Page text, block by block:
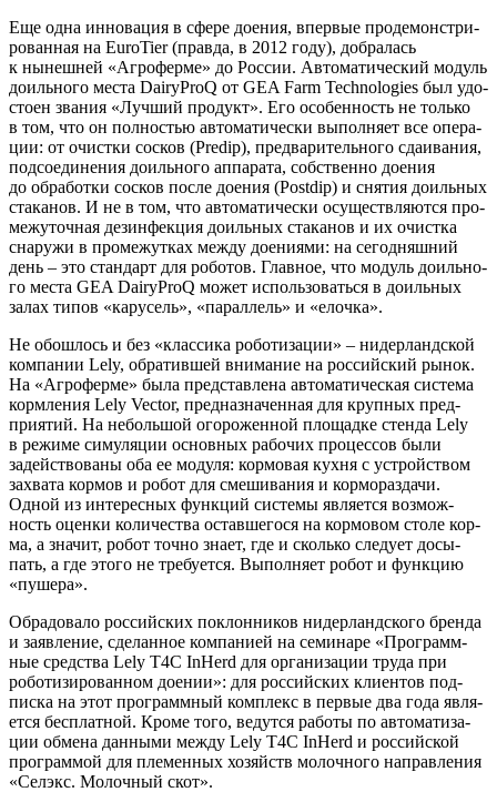
Еще одна инно­ва­ция в сфе­ре дое­ния, впер­вые про­де­мон­стри­
ро­ван­ная на EuroTier (прав­да, в 2012 году), добра­лась
к нынеш­ней «Агро­фер­ме» до Рос­сии. Авто­ма­ти­че­ский модуль
доиль­но­го места DairyProQ от GEA Farm Technologies был удо­
сто­ен зва­ния «Луч­ший про­дукт». Его осо­бен­ность не толь­ко
в том, что он пол­но­стью авто­ма­ти­че­ски выпол­ня­ет все опе­ра­
ции: от очист­ки сос­ков (Predip), пред­ва­ри­тель­но­го сда­и­ва­ния,
под­со­еди­не­ния доиль­но­го аппа­ра­та, соб­ствен­но дое­ния
до обра­бот­ки сос­ков после дое­ния (Postdip) и сня­тия доиль­ных
ста­ка­нов. И не в том, что авто­ма­ти­че­ски осу­ществ­ля­ют­ся про­
ме­жу­точ­ная дез­ин­фек­ция доиль­ных ста­ка­нов и их очист­ка
сна­ру­жи в про­ме­жут­ках меж­ду дое­ни­я­ми: на сего­дняш­ний
день – это стан­дарт для робо­тов. Глав­ное, что модуль доиль­но­
го места GEA DairyProQ может исполь­зо­вать­ся в доиль­ных
залах типов «кару­сель», «парал­лель» и «елоч­ка».
Не обо­шлось и без «клас­си­ка робо­ти­за­ции» – нидер­ланд­ской
ком­па­нии Lely, обра­тив­шей вни­ма­ние на рос­сий­ский рынок.
На «Агро­фер­ме» была пред­став­ле­на авто­ма­ти­че­ская систе­ма
корм­ле­ния Lely Vector, пред­на­зна­чен­ная для круп­ных пред­
при­я­тий. На неболь­шой ого­ро­жен­ной пло­щад­ке стен­да Lely
в режи­ме симу­ля­ции основ­ных рабо­чих про­цес­сов были
задей­ство­ва­ны оба ее моду­ля: кор­мо­вая кух­ня с устрой­ством
захва­та кор­мов и робот для сме­ши­ва­ния и кор­мо­раз­да­чи.
Одной из инте­рес­ных функ­ций систе­мы явля­ет­ся воз­мож­
ность оцен­ки коли­че­ства остав­ше­го­ся на кор­мо­вом сто­ле кор­
ма, а зна­чит, робот точ­но зна­ет, где и сколь­ко сле­ду­ет досы­
пать, а где это­го не тре­бу­ет­ся. Выпол­ня­ет робот и функ­цию
«пуше­ра».
Обра­до­ва­ло рос­сий­ских поклон­ни­ков нидер­ланд­ско­го брен­да
и заяв­ле­ние, сде­лан­ное ком­па­ни­ей на семи­на­ре «Про­грамм­
ные сред­ства Lely T4C InHerd для орга­ни­за­ции тру­да при
робо­ти­зи­ро­ван­ном дое­нии»: для рос­сий­ских кли­ен­тов под­
пис­ка на этот про­грамм­ный ком­плекс в пер­вые два года явля­
ет­ся бес­плат­ной. Кро­ме того, ведут­ся рабо­ты по авто­ма­ти­за­
ции обме­на дан­ны­ми меж­ду Lely T4C InHerd и рос­сий­ской
про­грам­мой для пле­мен­ных хозяйств молоч­но­го направ­ле­ния
«Сел­экс. Молоч­ный скот».